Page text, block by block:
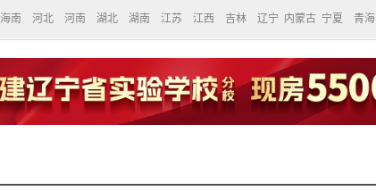
海南 河北 河南 湖北 湖南 江苏 江西 吉林 辽宁 内蒙古 宁夏 青海